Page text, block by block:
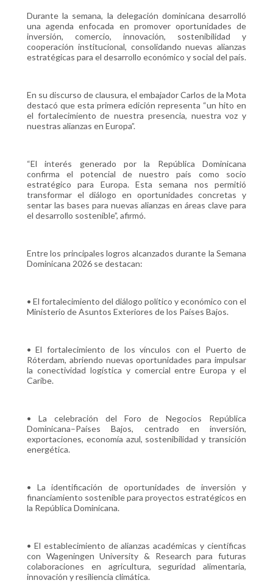
Durante la semana, la delegación dominicana desarrolló
una agenda enfocada en promover oportunidades de
inversión, comercio, innovación, sostenibilidad y
cooperación institucional, consolidando nuevas alianzas
estratégicas para el desarrollo económico y social del país.
En su discurso de clausura, el embajador Carlos de la Mota
destacó que esta primera edición representa “un hito en
el fortalecimiento de nuestra presencia, nuestra voz y
nuestras alianzas en Europa”.
“El interés generado por la República Dominicana
confirma el potencial de nuestro país como socio
estratégico para Europa. Esta semana nos permitió
transformar el diálogo en oportunidades concretas y
sentar las bases para nuevas alianzas en áreas clave para
el desarrollo sostenible”, afirmó.
Entre los principales logros alcanzados durante la Semana
Dominicana 2026 se destacan:
• El fortalecimiento del diálogo político y económico con el
Ministerio de Asuntos Exteriores de los Países Bajos.
• El fortalecimiento de los vínculos con el Puerto de
Róterdam, abriendo nuevas oportunidades para impulsar
la conectividad logística y comercial entre Europa y el
Caribe.
• La celebración del Foro de Negocios República
Dominicana–Países Bajos, centrado en inversión,
exportaciones, economía azul, sostenibilidad y transición
energética.
• La identificación de oportunidades de inversión y
financiamiento sostenible para proyectos estratégicos en
la República Dominicana.
• El establecimiento de alianzas académicas y científicas
con Wageningen University & Research para futuras
colaboraciones en agricultura, seguridad alimentaria,
innovación y resiliencia climática.